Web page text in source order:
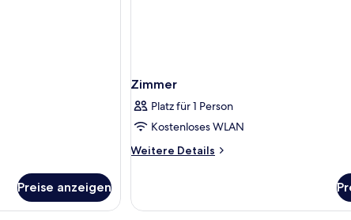
Preise anzeigen
Zimmer
Platz für 1 Person
Kostenloses WLAN
Weitere Details
Weitere